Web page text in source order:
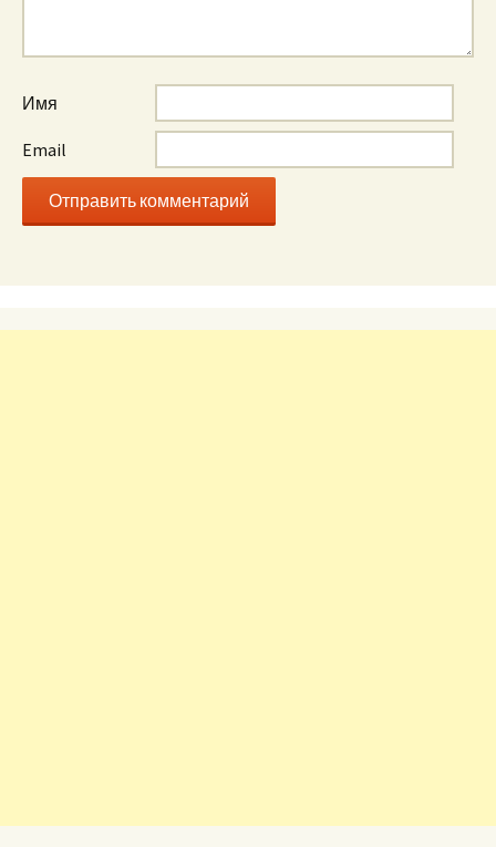
Имя
Email